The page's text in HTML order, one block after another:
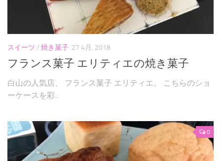
スイーツ / 焼き菓子 27 4月, 2018
フランス菓子 エリティエの焼き菓子
白山の人気店、 フランス菓子 エリティエ。 こちらのショ
ーケースを彩...
0